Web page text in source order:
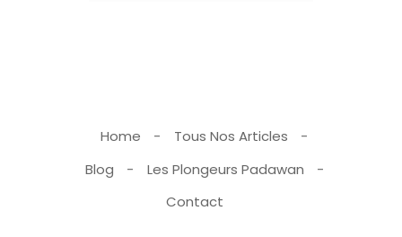
Home
Tous Nos Articles
Blog
Les Plongeurs Padawan
Contact